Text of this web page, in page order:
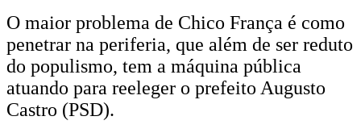
O maior problema de Chico França é como
penetrar na periferia, que além de ser reduto
do populismo, tem a máquina pública
atuando para reeleger o prefeito Augusto
Castro (PSD).